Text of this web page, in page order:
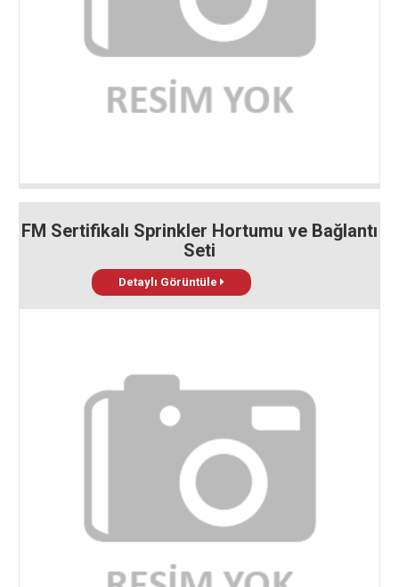
FM Sertifikalı Sprinkler Hortumu ve Bağlantı
Seti
Detaylı Görüntüle